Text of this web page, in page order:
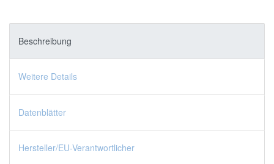
Beschreibung
Weitere Details
Datenblätter
Hersteller/EU-Verantwortlicher